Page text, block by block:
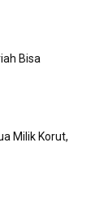
Bisa
Milik Korut,